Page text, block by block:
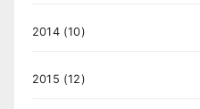
2014(10)
2015 (12)